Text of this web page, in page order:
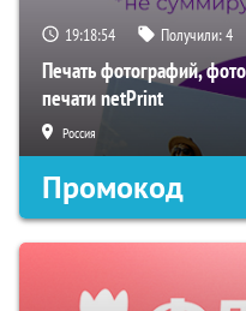
19:18:53 Получили:4
Печать фотографий,
печати netPrint
Россия
Промокод